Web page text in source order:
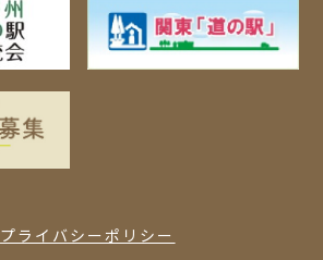
プライバシーポリシー